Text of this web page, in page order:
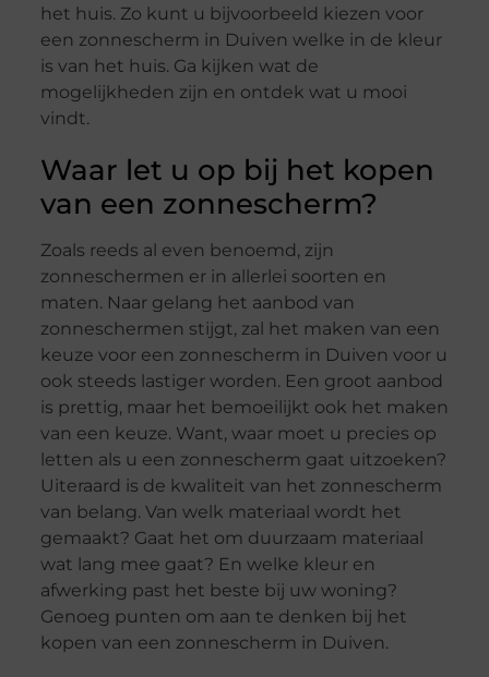
het huis. Zo kunt u bijvoorbeeld kiezen voor
een zonnescherm in Duiven welke in de kleur
is van het huis. Ga kijken wat de
mogelijkheden zijn en ontdek wat u mooi
vindt.
Waar let u op bij het kopen
van een zonnescherm?
Zoals reeds al even benoemd, zijn
zonneschermen er in allerlei soorten en
maten. Naar gelang het aanbod van
zonneschermen stijgt, zal het maken van een
keuze voor een zonnescherm in Duiven voor u
ook steeds lastiger worden. Een groot aanbod
is prettig, maar het bemoeilijkt ook het maken
van een keuze. Want, waar moet u precies op
letten als u een zonnescherm gaat uitzoeken?
Uiteraard is de kwaliteit van het zonnescherm
van belang. Van welk materiaal wordt het
gemaakt? Gaat het om duurzaam materiaal
wat lang mee gaat? En welke kleur en
afwerking past het beste bij uw woning?
Genoeg punten om aan te denken bij het
kopen van een zonnescherm in Duiven.